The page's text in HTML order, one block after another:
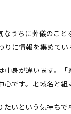
うちに葬儀のこ
に情報を集めてい
中身が違います。
心です。地域名と
いという気持ち